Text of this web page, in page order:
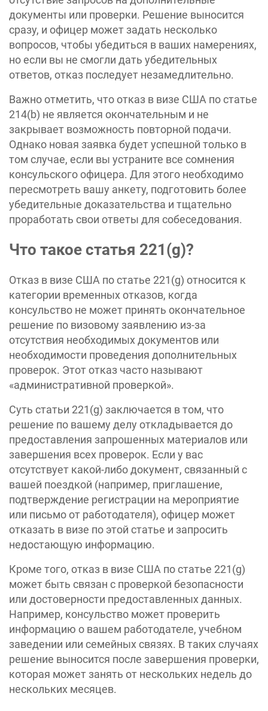
документы или проверки. Решение выносится
сразу, и офицер может задать несколько
вопросов, чтобы убедиться в ваших намерениях,
но если вы не смогли дать убедительных
ответов, отказ последует незамедлительно.
Важно отметить, что отказ в визе США по статье
214(b) не является окончательным и не
закрывает возможность повторной подачи.
Однако новая заявка будет успешной только в
том случае, если вы устраните все сомнения
консульского офицера. Для этого необходимо
пересмотреть вашу анкету, подготовить более
убедительные доказательства и тщательно
проработать свои ответы для собеседования.
Что такое статья 221(g)?
Отказ в визе США по статье 221(g) относится к
категории временных отказов, когда
консульство не может принять окончательное
решение по визовому заявлению из-за
отсутствия необходимых документов или
необходимости проведения дополнительных
проверок. Этот отказ часто называют
«‎административной проверкой»‎.
Суть статьи 221(g) заключается в том, что
решение по вашему делу откладывается до
предоставления запрошенных материалов или
завершения всех проверок. Если у вас
отсутствует какой-либо документ, связанный с
вашей поездкой (например, приглашение,
подтверждение регистрации на мероприятие
или письмо от работодателя), офицер может
отказать в визе по этой статье и запросить
недостающую информацию.
Кроме того, отказ в визе США по статье 221(g)
может быть связан с проверкой безопасности
или достоверности предоставленных данных.
Например, консульство может проверить
информацию о вашем работодателе, учебном
заведении или семейных связях. В таких случаях
решение выносится после завершения проверки,
которая может занять от нескольких недель до
нескольких месяцев.